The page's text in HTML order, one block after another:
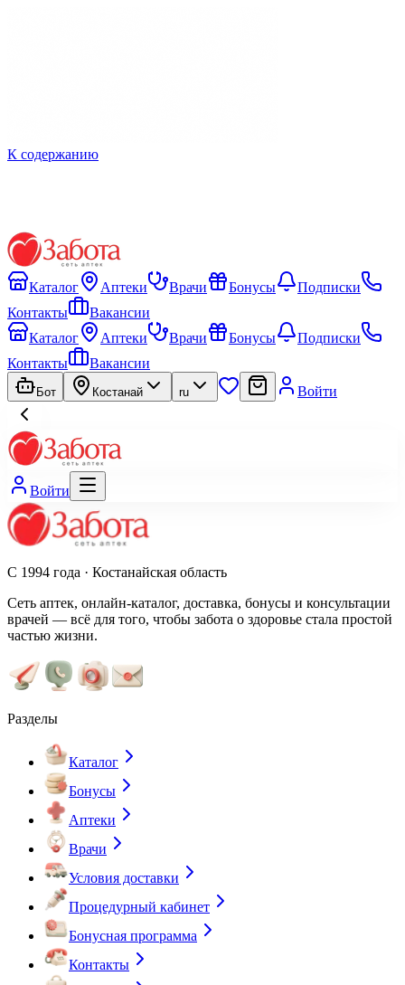
К содержанию
Каталог Аптеки Врачи Бонусы
Подписки
Контакты
Вакансии
Каталог
Аптеки Врачи Бонусы
Подписки
Контакты
Вакансии
Бот Костанай ru Войти
Войти
С 1994 года · Костанайская область
Сеть аптек, онлайн-каталог, доставка, бонусы и консультации
врачей — всё для того, чтобы забота о здоровье стала простой
частью жизни.
Разделы
Каталог
Бонусы
Аптеки
Врачи
Условия доставки
Процедурный кабинет
Бонусная программа
Контакты